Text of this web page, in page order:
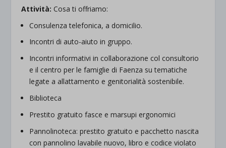
Attività: Cosa ti offriamo:
Consulenza telefonica, a domicilio.
Incontri di auto-aiuto in gruppo.
Incontri informativi in collaborazione col consultorio
e il centro per le famiglie di Faenza su tematiche
legate a allattamento e genitorialità sostenibile.
Biblioteca
Prestito gratuito fasce e marsupi ergonomici
Pannolinoteca: prestito gratuito e pacchetto nascita
con pannolino lavabile nuovo, libro e codice violato